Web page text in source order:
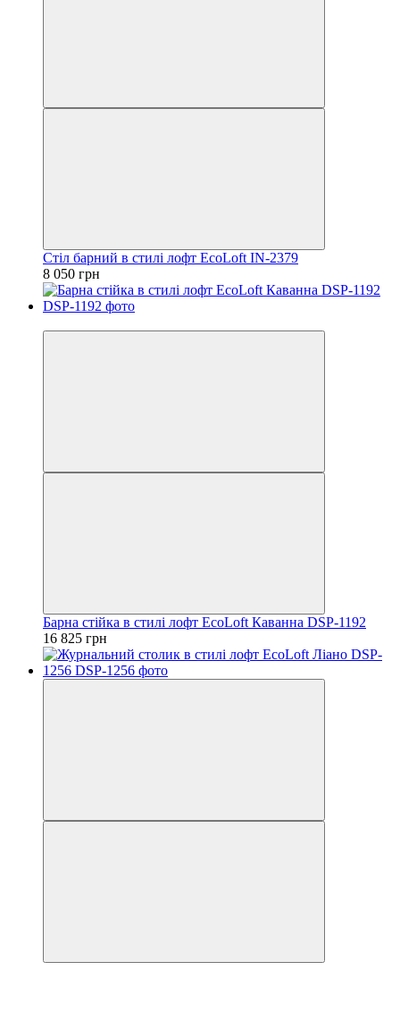
Cтіл барний в стилі лофт EcoLoft IN-2379
8 050 грн
Барна стійка в стилі лофт EcoLoft Каванна DSP-1192
16 825 грн